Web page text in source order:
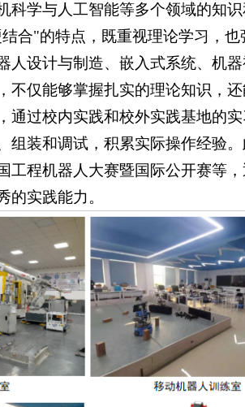
科学与人工智能等多个领域的知
合"的特点，既重视理论学习，
设计与制造、嵌入式系统、机器
不仅能够掌握扎实的理论知识，
通过校内实践和校外实践基地的
组装和调试，积累实际操作经验
工程机器人大赛暨国际公开赛等
实践能力。